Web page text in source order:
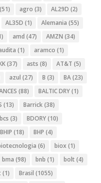
(51) agro (3) AL29D (2)
AL35D (1) Alemania (55)
amd (47) AMZN (34)
(1) aramco (1)
(37) asts (8) AT&T (5)
azul (27) B (3) BA(23)
(88) BALTIC DRY(1)
(13) Barrick(38)
bcs (3) BDORY(10)
BHIP (18) BHP (4)
(6) biox (1)
bma (98) bnb (1) bolt (4)
(1) Brasil (1055)